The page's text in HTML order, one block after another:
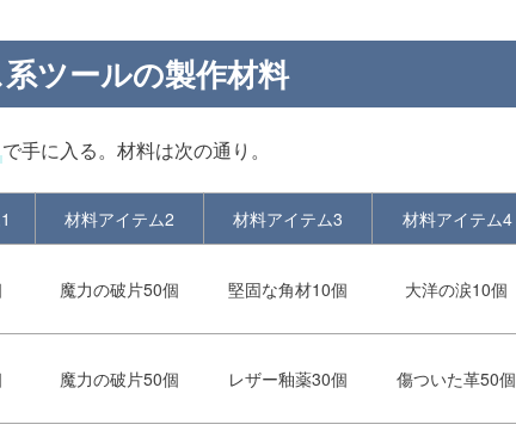
ツールの製作材料
で手に入る。材料は次の通り。
材料アイテム2 材料アイテム3 材料アイテム4
魔力の破片50個 堅固な角材10個 大洋の涙10個
魔力の破片50個 レザー釉薬30個 傷ついた革50個